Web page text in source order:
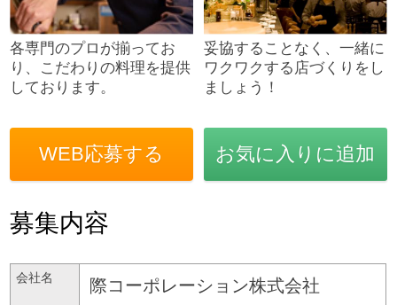
各専門のプロが揃ってお
り、こだわりの料理を提供
しております。
妥協することなく、一緒に
ワクワクする店づくりをし
ましょう！
WEB応募する お気に入りに追加
募集内容
会社名 際コーポレーション株式会社